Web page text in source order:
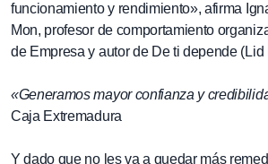
funcionamiento y rendimiento», afirma
Mon, profesor de comportamiento
de Empresa y autor de De ti depende (Lid
«Generamos mayor confianza y
Caja Extremadura
Y dado que no les va a quedar más